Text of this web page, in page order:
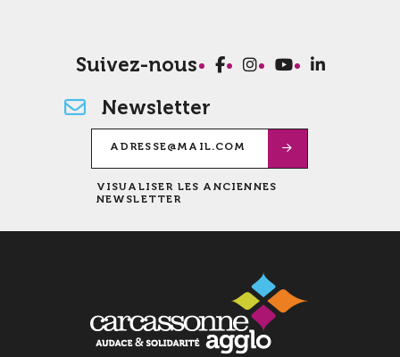
Suivez-nous
Newsletter
VISUALISER LES ANCIENNES
NEWSLETTER